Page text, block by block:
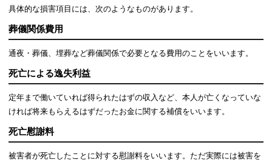
具体的な損害項目には、次のようなものがあります。
葬儀関係費用
通夜・葬儀、埋葬など葬儀関係で必要となる費用のことをいいます。
死亡による逸失利益
定年まで働いていれば得られたはずの収入など、本人が亡くなっていな
ければ将来もらえるはずだったお金に関する補償をいいます。
死亡慰謝料
被害者が死亡したことに対する慰謝料をいいます。ただ実際には被害を